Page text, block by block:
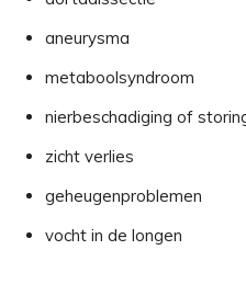
aneurysma
metaboolsyndroom
nierbeschadiging of
zicht verlies
geheugenproblemen
vocht in de longen